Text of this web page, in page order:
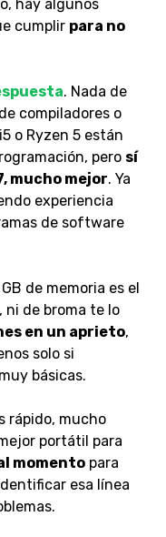
hay algunos
cumplir para no
. Nada de
compiladores o
o Ryzen 5 están
pero sí
mucho mejor. Ya
experiencia
de software
GB de memoria es el
ni de broma te lo
en un aprieto,
solo si
básicas.
rápido, mucho
portátil para
momento para
esa línea